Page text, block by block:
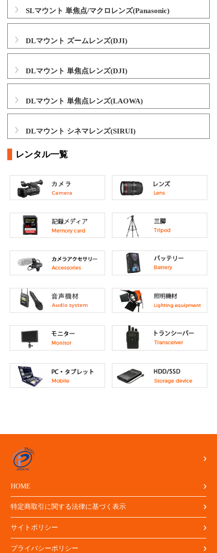
SLマウント 単焦点/マクロレンズ(Panasonic)
DLマウント ズームレンズ(DJI)
DLマウント 単焦点レンズ(DJI)
DLマウント 単焦点レンズ(LAOWA)
DLマウント シネマレンズ(SIRUI)
レンタル一覧
HOME
特定商取引に関する法律に基づく表示
サイトポリシー
プライバシーポリシー